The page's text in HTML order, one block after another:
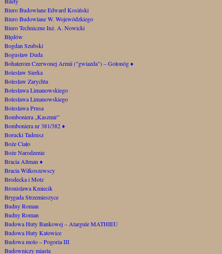
Biuro Budowlane Edward Kosiński
Biuro Budowlane W. Wojewódzkiego
Biuro Techniczne Inż. A. Nowicki
Błędów
Bogdan Szubski
Bogusław Duda
Bohaterom Czerwonej Armii ("gwiazda") – Gołonóg♦
Bolesław Sierka
Bolesław Zarychta
Bolesława Limanowskiego
Bolesława Limanowskiego
Bolesława Prusa
Bomboniera „Kaszmir”
Bomboniera nr 381/382♦
Borucki Tadeusz
Boże Ciało
Boże Narodzenie
Bracia Altman ♦
Bracia Wilkoszewscy
Brodecka i Motz
Bronisława Kmiecik
Brygada Strzemieszyce
Budny Roman
Budny Roman
Budowa Huty Bankowej – Atargule MATHIEU
Budowa Huty Katowice
Budowa molo – Pogoria III
Budowniczy miasta